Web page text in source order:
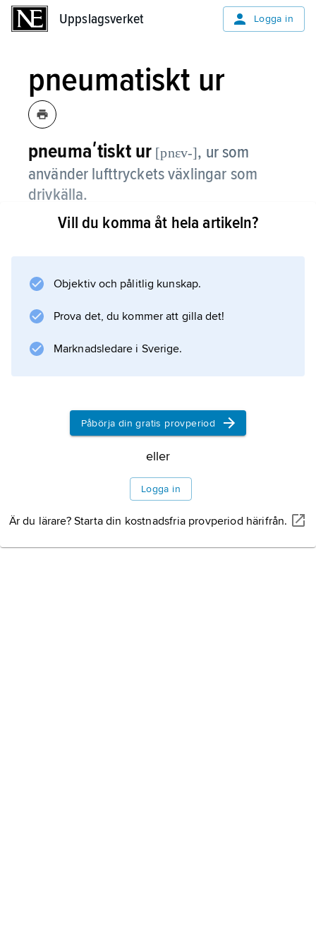
Uppslagsverket Logga in
pneumatiskt ur
pneumaʹtiskt ur [pnɛv-], ur som
använder lufttryckets växlingar som
drivkälla.
Lufttrycket påverkar en lufttom, vågig, elastisk
driver uret. Fjädern dras upp av
dosan utsätts för vid lufttryckets växlingar.
Uret har torsionspendel och därmed långsam
frammatning av reglerverket, vilket gör att det
Information om artikeln
Vill du komma åt hela artikeln?
Objektiv och pålitlig kunskap.
Prova det, du kommer att gilla det!
Marknadsledare i Sverige.
Påbörja din gratis provperiod
eller
Logga in
Är du lärare? Starta din kostnadsfria provperiod härifrån.